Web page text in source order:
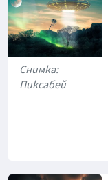
Снимка:
Пиксабей